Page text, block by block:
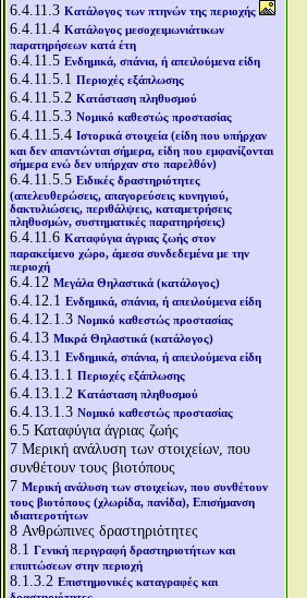
6.4.11.3 Κατάλογος των πτηνών της περιοχής
6.4.11.4 Κατάλογος μεσοχειμωνιάτικων
παρατηρήσεων κατά έτη
6.4.11.5 Ενδημικά, σπάνια, ή απειλούμενα είδη
6.4.11.5.1 Περιοχές εξάπλωσης
6.4.11.5.2 Κατάσταση πληθυσμού
6.4.11.5.3 Νομικό καθεστώς προστασίας
6.4.11.5.4 Ιστορικά στοιχεία (είδη που υπήρχαν
και δεν απαντώνται σήμερα, είδη που εμφανίζονται
σήμερα ενώ δεν υπήρχαν στο παρελθόν)
6.4.11.5.5 Ειδικές δραστηριότητες
(απελευθερώσεις, απαγορεύσεις κυνηγιού,
δακτυλιώσεις, περιθάλψεις, καταμετρήσεις
πληθυσμών, συστηματικές παρατηρήσεις)
6.4.11.6 Καταφύγια άγριας ζωής στον
παρακείμενο χώρο, άμεσα συνδεδεμένα με την
περιοχή
6.4.12 Μεγάλα Θηλαστικά (κατάλογος)
6.4.12.1 Ενδημικά, σπάνια, ή απειλούμενα είδη
6.4.12.1.3 Νομικό καθεστώς προστασίας
6.4.13 Μικρά Θηλαστικά (κατάλογος)
6.4.13.1 Ενδημικά, σπάνια, ή απειλούμενα είδη
6.4.13.1.1 Περιοχές εξάπλωσης
6.4.13.1.2 Κατάσταση πληθυσμού
6.4.13.1.3 Νομικό καθεστώς προστασίας
6.5 Καταφύγια άγριας ζωής
7 Μερική ανάλυση των στοιχείων, που
συνθέτουν τους βιοτόπους
7 Μερική ανάλυση των στοιχείων, που συνθέτουν
τους βιοτόπους (χλωρίδα, πανίδα), Επισήμανση
ιδιαιτεροτήτων
8 Ανθρώπινες δραστηριότητες
8.1 Γενική περιγραφή δραστηριοτήτων και
επιπτώσεων στην περιοχή
8.1.3.2 Επιστημονικές καταγραφές και